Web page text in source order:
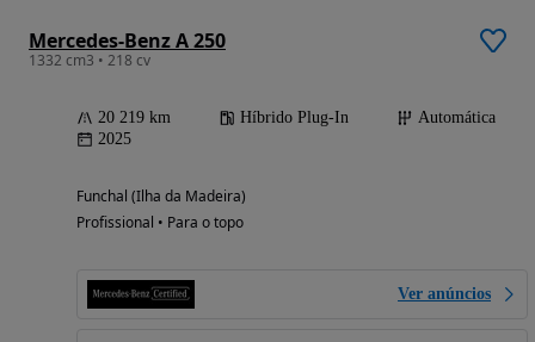
Mercedes-Benz A 250
1332 cm3 • 218 cv
20 219 km Híbrido Plug-In
Automática
2025
Funchal (Ilha da Madeira)
Profissional • Para o topo
Ver anúncios